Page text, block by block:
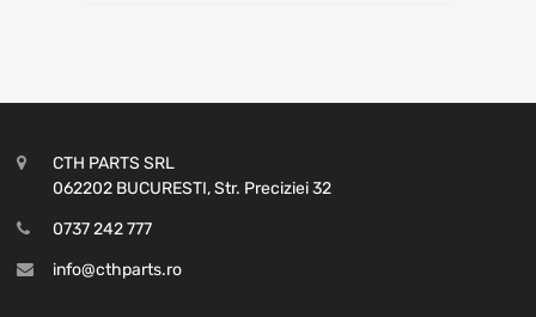
CTH PARTS SRL
062202 BUCURESTI, Str. Preciziei 32
0737 242 777
info@cthparts.ro